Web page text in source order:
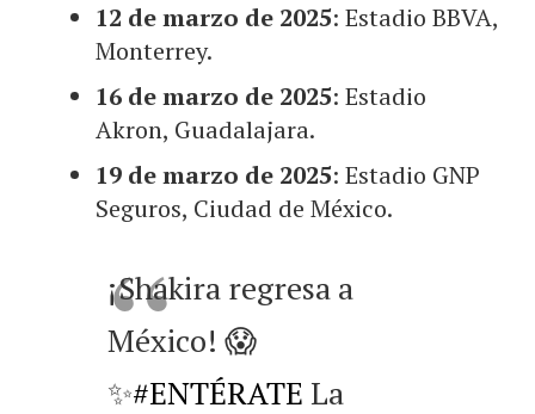
12 de marzo de 2025: Estadio BBVA,
Monterrey.
16 de marzo de 2025: Estadio
Akron, Guadalajara.
19 de marzo de 2025: Estadio GNP
Seguros, Ciudad de México.
¡Shakira regresa a
México! 😱
✨#ENTÉRATE La